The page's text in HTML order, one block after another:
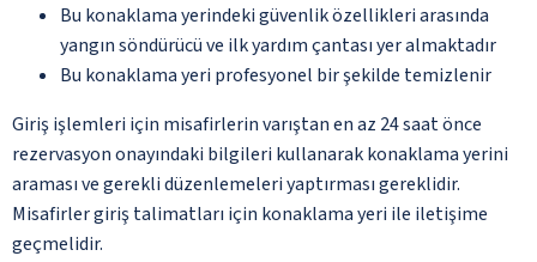
Bu konaklama yerindeki güvenlik özellikleri arasında
yangın söndürücü ve ilk yardım çantası yer almaktadır
Bu konaklama yeri profesyonel bir şekilde temizlenir
Giriş işlemleri için misafirlerin varıştan en az 24 saat önce
rezervasyon onayındaki bilgileri kullanarak konaklama yerini
araması ve gerekli düzenlemeleri yaptırması gereklidir.
Misafirler giriş talimatları için konaklama yeri ile iletişime
geçmelidir.